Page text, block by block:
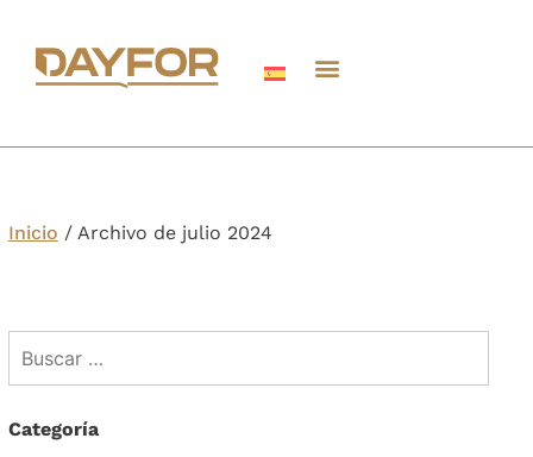
Inicio / Archivo de julio 2024
Categoría